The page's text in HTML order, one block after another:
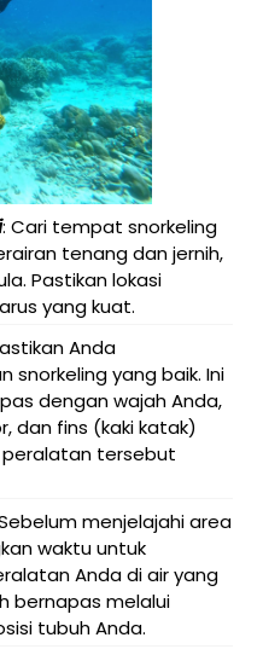
: Cari tempat snorkeling
tenang dan jernih,
Pastikan lokasi
yang kuat.
Anda
snorkeling yang baik. Ini
dengan wajah Anda,
dan fins (kaki katak)
tersebut
menjelajahi area
waktu untuk
Anda di air yang
bernapas melalui
tubuh Anda.